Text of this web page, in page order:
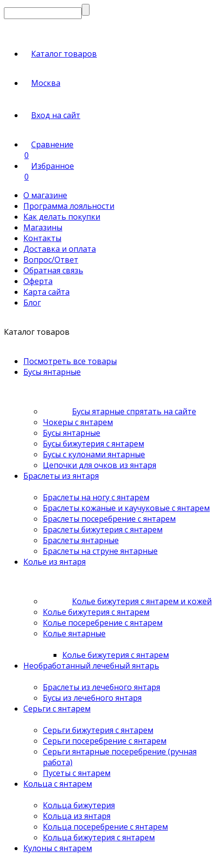
Каталог товаров
Москва
Вход на сайт
Сравнение
0
Избранное
0
О магазине
Программа лояльности
Как делать покупки
Магазины
Контакты
Доставка и оплата
Вопрос/Ответ
Обратная связь
Оферта
Карта сайта
Блог
Каталог товаров
Посмотреть все товары
Бусы янтарные
Бусы ятарные спрятать на сайте
Чокеры с янтарем
Бусы янтарные
Бусы бижутерия с янтарем
Бусы с кулонами янтарные
Цепочки для очков из янтаря
Браслеты из янтаря
Браслеты на ногу с янтарем
Браслеты кожаные и каучуковые с янтарем
Браслеты посеребрение с янтарем
Браслеты бижутерия с янтарем
Браслеты янтарные
Браслеты на струне янтарные
Колье из янтаря
Колье бижутерия с янтарем и кожей
Колье бижутерия с янтарем
Колье посеребрение с янтарем
Колье янтарные
Колье бижутерия с янтарем
Необработанный лечебный янтарь
Браслеты из лечебного янтаря
Бусы из лечебного янтаря
Серьги с янтарем
Серьги бижутерия с янтарем
Серьги посеребрение с янтарем
Серьги янтарные посеребрение (ручная
работа)
Пусеты с янтарем
Кольца с янтарем
Кольца бижутерия
Кольца из янтаря
Кольца посеребрение с янтарем
Кольца бижутерия с янтарем
Кулоны с янтарем